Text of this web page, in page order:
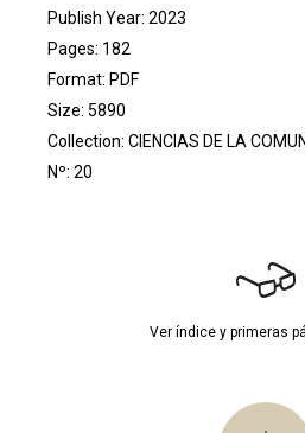
Publish Year: 2023
Pages: 182
Format: PDF
Size: 5890
Collection: CIENCIAS DE LA
Nº: 20
Ver índice y primeras